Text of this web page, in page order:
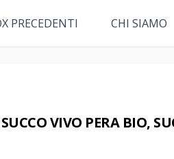
PRECEDENTI CHI SIAMO
VIVO PERA BIO,